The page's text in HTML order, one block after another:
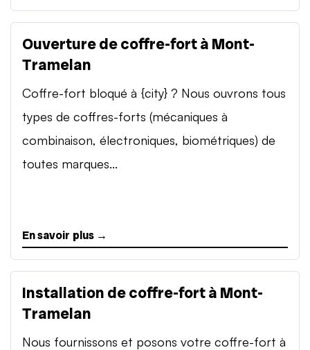
Ouverture de coffre-fort à Mont-
Tramelan
Coffre-fort bloqué à {city} ? Nous ouvrons tous
types de coffres-forts (mécaniques à
combinaison, électroniques, biométriques) de
toutes marques...
En savoir plus →
Installation de coffre-fort à Mont-
Tramelan
Nous fournissons et posons votre coffre-fort à